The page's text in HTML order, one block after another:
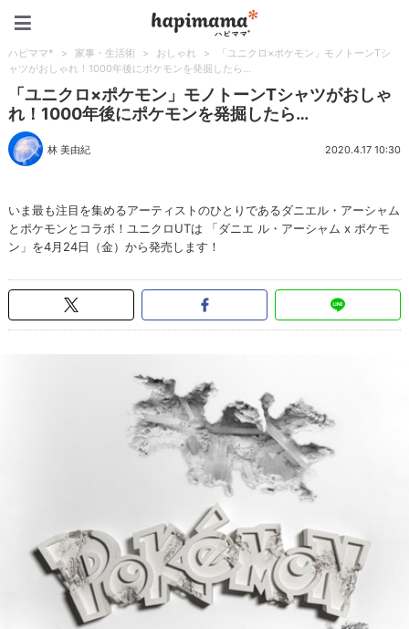
ハピママ* > 家事・生活術 > おしゃれ >
「ユニクロ×ポケモン」モノトーンTシ
ャツがおしゃれ！1000年後にポケモンを発掘したら…
「ユニクロ×ポケモン」モノトーンTシャツがおしゃ
れ！1000年後にポケモンを発掘したら…
林 美由紀 2020.4.17 10:30
いま最も注目を集めるアーティストのひとりであるダニエル・アーシャム
とポケモンとコラボ！ユニクロUTは 「ダニエ ル・アーシャム x ポケモ
ン」を4月24日（金）から発売します！